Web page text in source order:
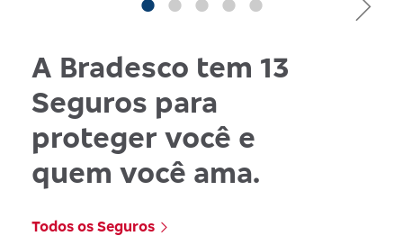
A Bradesco tem 13
Seguros para
proteger você e
quem você ama.
Todos os Seguros